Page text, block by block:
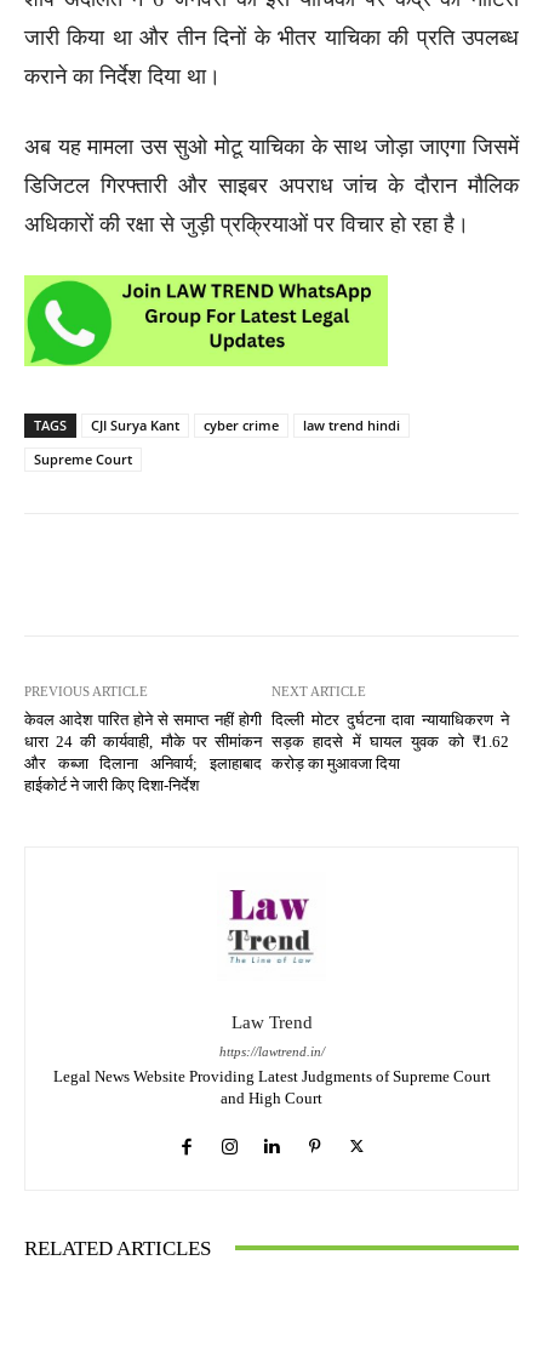
जारी किया था और तीन दिनों के भीतर याचिका की प्रति उपलब्ध
कराने का निर्देश दिया था।
अब यह मामला उस सुओ मोटू याचिका के साथ जोड़ा जाएगा जिसमें
डिजिटल गिरफ्तारी और साइबर अपराध जांच के दौरान मौलिक
अधिकारों की रक्षा से जुड़ी प्रक्रियाओं पर विचार हो रहा है।
TAGS CJI Surya Kant cyber crime
law trend hindi
Supreme Court
PREVIOUS ARTICLE
केवल आदेश पारित होने से समाप्त नहीं होगी
धारा 24 की कार्यवाही, मौके पर सीमांकन
और कब्जा दिलाना अनिवार्य; इलाहाबाद
हाईकोर्ट ने जारी किए दिशा-निर्देश
NEXT ARTICLE
दिल्ली मोटर दुर्घटना दावा न्यायाधिकरण ने
सड़क हादसे में घायल युवक को ₹1.62
करोड़ का मुआवजा दिया
Law Trend
https://lawtrend.in/
Legal News Website Providing Latest Judgments of Supreme Court
and High Court
RELATED ARTICLES